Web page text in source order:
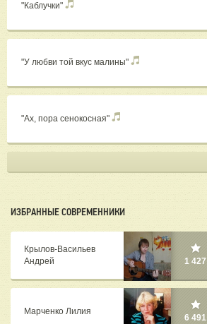
"Каблучки"
"У любви той вкус малины"
"Ах, пора сенокосная"
ИЗБРАННЫЕ СОВРЕМЕННИКИ
Крылов-Васильев
Андрей
1 427
Марченко Лилия
6 491